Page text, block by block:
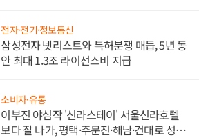
전자·전기·정보통신
삼성전자 넷리스트와 특허분쟁 매듭, 5년 동
안 최대 1.3조 라이선스비 지급
소비자·유통
이부진 야심작 '신라스테이' 서울신라호텔
보다 잘 나가, 평택·주문진·해남·건대로 성